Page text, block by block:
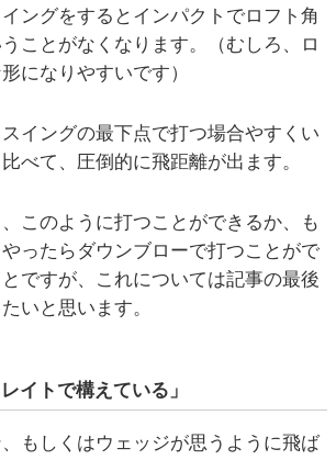
ングをするとインパクトでロフト角
ことがなくなります。（むしろ、ロ
になりやすいです）
イングの最下点で打つ場合やすくい
べて、圧倒的に飛距離が出ます。
このように打つことができるか、も
ったらダウンブローで打つことがで
ですが、これについては記事の最後
いと思います。
イトで構えている」
もしくはウェッジが思うように飛ば